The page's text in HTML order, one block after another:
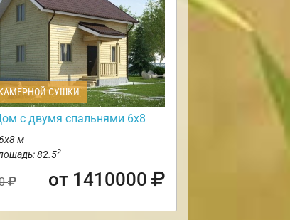
СУШКИ
с двумя спальнями 6х8
м
82.52
от 1410000